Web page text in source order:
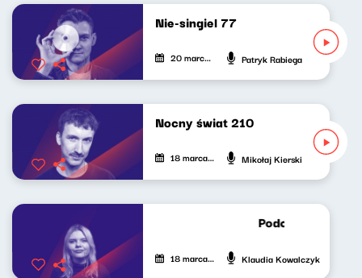
Nie-singiel 77
20 marca 2025 Patryk Rabiega
Nocny świat 210
18 marca 2025 Mikołaj Kierski
Podcast Lekko
18 marca 2025 Klaudia Kowalczyk